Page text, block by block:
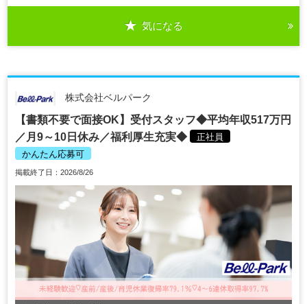
気になる
株式会社ベルパーク
【書類不要で面接OK】受付スタッフ◆平均年収517万円
／月9～10日休み／福利厚生充実◆
正社員
かんたん応募可
掲載終了日：2026/8/26